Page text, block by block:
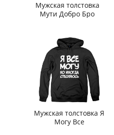
Мужская толстовка
Мути Добро Бро
Мужская толстовка Я
Могу Все